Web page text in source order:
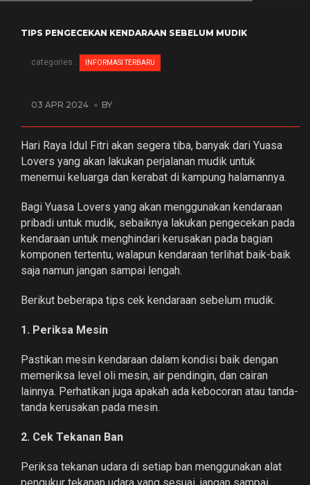
TIPS PENGECEKAN KENDARAAN SEBELUM MUDIK
categories : INFORMASI TERBARU
03 APR 2024 BY
Hari Raya Idul Fitri akan segera tiba, banyak dari Yuasa
Lovers yang akan lakukan perjalanan mudik untuk
menemui keluarga dan kerabat di kampung halamannya.
Bagi Yuasa Lovers yang akan menggunakan kendaraan
pribadi untuk mudik, sebaiknya lakukan pengecekan pada
kendaraan untuk menghindari kerusakan pada bagian
komponen tertentu, walapun kendaraan terlihat baik-baik
saja namun jangan sampai lengah.
Berikut beberapa tips cek kendaraan sebelum mudik.
1. Periksa Mesin
Pastikan mesin kendaraan dalam kondisi baik dengan
memeriksa level oli mesin, air pendingin, dan cairan
lainnya. Perhatikan juga apakah ada kebocoran atau tanda-
tanda kerusakan pada mesin.
2. Cek Tekanan Ban
Periksa tekanan udara di setiap ban menggunakan alat